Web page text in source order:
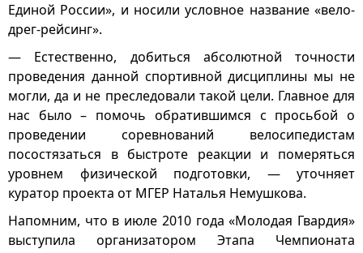
Единой России», и носили условное название «вело-
дрег-рейсинг».
— Естественно, добиться абсолютной точности
проведения данной спортивной дисциплины мы не
могли, да и не преследовали такой цели. Главное для
нас было – помочь обратившимся с просьбой о
проведении соревнований велосипедистам
посостязаться в быстроте реакции и померяться
уровнем физической подготовки, — уточняет
куратор проекта от МГЕР Наталья Немушкова.
Напомним, что в июле 2010 года «Молодая Гвардия»
выступила организатором Этапа Чемпионата